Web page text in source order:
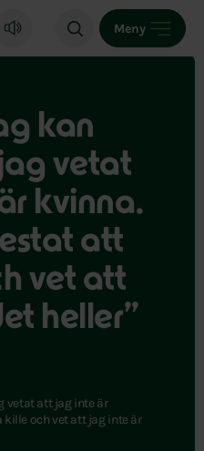
Meny
kan
vetat
kvinna.
att
vet att
heller”
vetat att jag inte är
och vet att jag inte är